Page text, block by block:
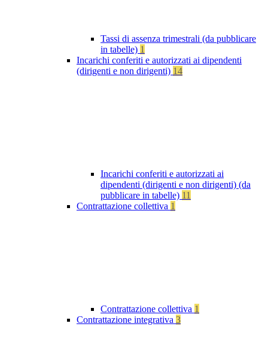
Tassi di assenza trimestrali (da pubblicare
in tabelle) 1
Incarichi conferiti e autorizzati ai dipendenti
(dirigenti e non dirigenti) 14
Incarichi conferiti e autorizzati ai
dipendenti (dirigenti e non dirigenti) (da
pubblicare in tabelle) 11
Contrattazione collettiva 1
Contrattazione collettiva 1
Contrattazione integrativa 3